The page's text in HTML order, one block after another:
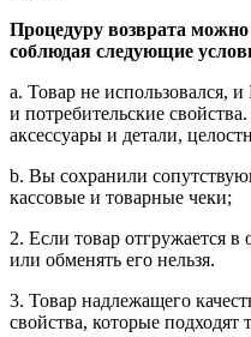
Процедуру возврата
соблюдая следующие
a. Товар не использовался,
и потребительские
аксессуары и детали,
b. Вы сохранили
кассовые и товарные чеки;
2. Если товар отгружается в
или обменять его нельзя.
3. Товар надлежащего
свойства, которые